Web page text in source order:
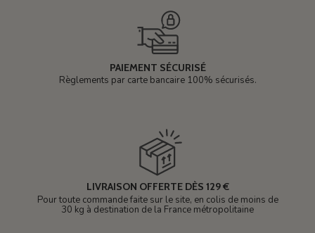
PAIEMENT SÉCURISÉ
Règlements par carte bancaire 100% sécurisés.
LIVRAISON OFFERTE DÈS 129 €
Pour toute commande faite sur le site, en colis de moins de
30 kg à destination de la France métropolitaine